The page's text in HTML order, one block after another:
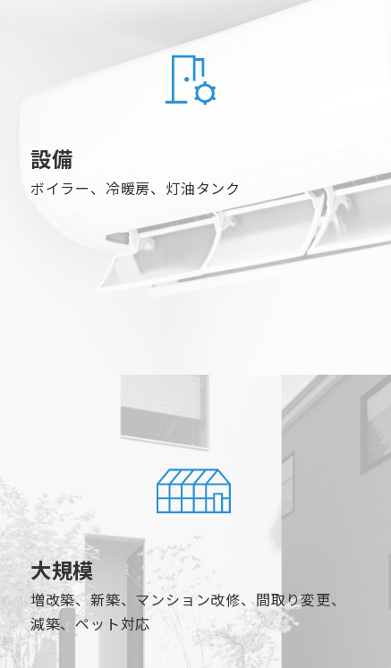
設備
ボイラー、冷暖房、灯油タンク
大規模
増改築、新築、マンション改修、間取り変更、
減築、ペット対応